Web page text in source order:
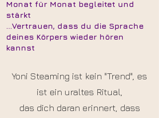
Monat für Monat begleitet und
stärkt
...Vertrauen, dass du die Sprache
deines Körpers wieder hören
kannst
Yoni Steaming ist kein "Trend", es
ist ein uraltes Ritual,
das dich daran erinnert, dass